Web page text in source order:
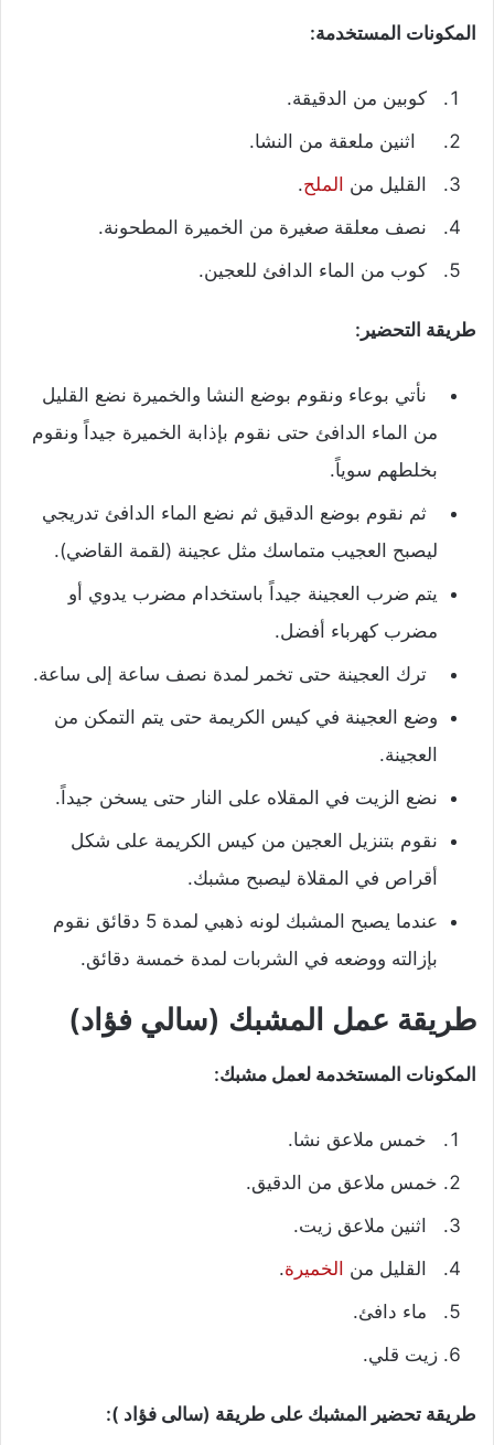
المكونات المستخدمة:
كوبين من الدقيقة.
اثنين ملعقة من النشا.
القليل من الملح.
نصف معلقة صغيرة من الخميرة المطحونة.
كوب من الماء الدافئ للعجين.
طريقة التحضير:
نأتي بوعاء ونقوم بوضع النشا والخميرة نضع القليل
من الماء الدافئ حتى نقوم بإذابة الخميرة جيداً ونقوم
بخلطهم سوياً.
ثم نقوم بوضع الدقيق ثم نضع الماء الدافئ تدريجي
ليصبح العجيب متماسك مثل عجينة (لقمة القاضي).
يتم ضرب العجينة جيداً باستخدام مضرب يدوي أو
مضرب كهرباء أفضل.
ترك العجينة حتى تخمر لمدة نصف ساعة إلى ساعة.
وضع العجينة في كيس الكريمة حتى يتم التمكن من
العجينة.
نضع الزيت في المقلاه على النار حتى يسخن جيداً.
نقوم بتنزيل العجين من كيس الكريمة على شكل
أقراص في المقلاة ليصبح مشبك.
عندما يصبح المشبك لونه ذهبي لمدة 5 دقائق نقوم
بإزالته ووضعه في الشربات لمدة خمسة دقائق.
طريقة عمل المشبك (سالي فؤاد)
المكونات المستخدمة لعمل مشبك:
خمس ملاعق نشا.
خمس ملاعق من الدقيق.
اثنين ملاعق زيت.
القليل من الخميرة.
ماء دافئ.
زيت قلي.
طريقة تحضير المشبك على طريقة (سالى فؤاد ):